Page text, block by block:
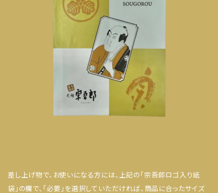
差し上げ物で、お使いになる方には、上記の「宗吾郎ロゴ入り紙
袋」の欄で、「必要」を選択していただければ、商品に合ったサイズ